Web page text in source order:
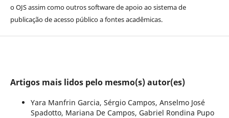
o OJS assim como outros software de apoio ao sistema de
publicação de acesso público a fontes acadêmicas.
Artigos mais lidos pelo mesmo(s) autor(es)
Yara Manfrin Garcia, Sérgio Campos, Anselmo José
Spadotto, Mariana De Campos, Gabriel Rondina Pupo